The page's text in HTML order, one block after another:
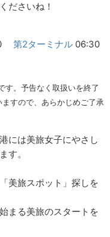
ださいね！
第2ターミナル 06:30
す。予告なく取扱いを終了
すので、あらかじめご了承
には美旅女子にやさし
す。
美旅スポット」探しを
まる美旅のスタートを